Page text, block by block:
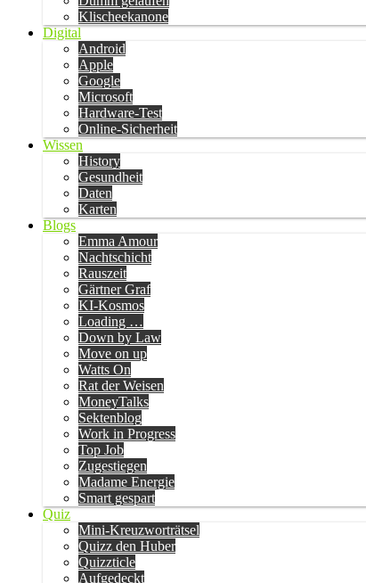
Klischeekanone
Digital
Android
Apple
Google
Microsoft
Hardware-Test
Online-Sicherheit
Wissen
History
Gesundheit
Daten
Karten
Blogs
Emma Amour
Nachtschicht
Rauszeit
Gärtner Graf
KI-Kosmos
Loading …
Down by Law
Move on up
Watts On
Rat der Weisen
MoneyTalks
Sektenblog
Work in Progress
Top Job
Zugestiegen
Madame Energie
Smart gespart
Quiz
Mini-Kreuzworträtsel
Quizz den Huber
Quizzticle
Aufgedeckt